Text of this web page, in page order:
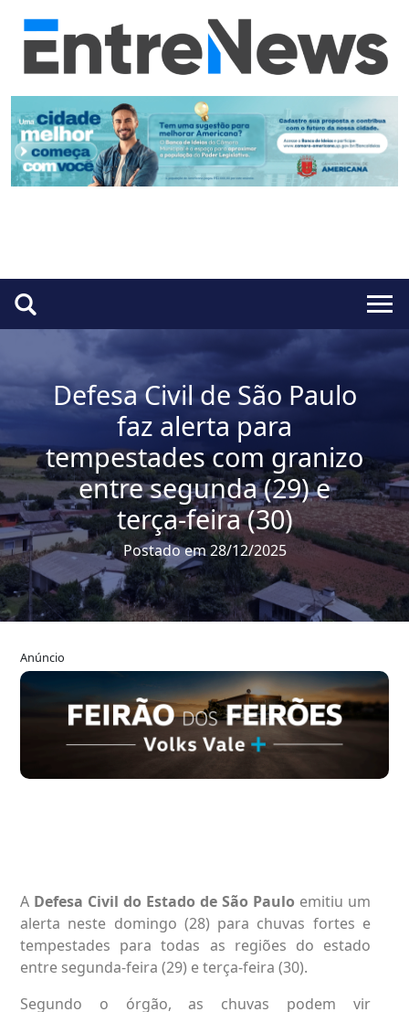
Defesa Civil de São Paulo
faz alerta para
tempestades com granizo
entre segunda (29) e
terça-feira (30)
Postado em 28/12/2025
Anúncio
A Defesa Civil do Estado de São Paulo emitiu um
alerta neste domingo (28) para chuvas fortes e
tempestades para todas as regiões do estado
entre segunda-feira (29) e terça-feira (30).
Segundo o órgão, as chuvas podem vir